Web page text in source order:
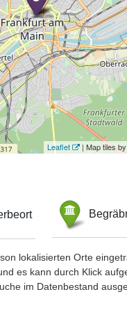
Leaflet | Map tiles
lokalisierten Orte
es kann durch Klick
im Datenbestand